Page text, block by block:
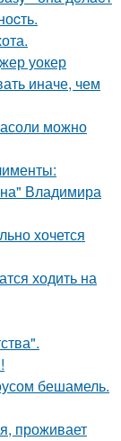
уокер
иначе, чем
можно
Владимира
хочется
ходить на
бешамель.
проживает